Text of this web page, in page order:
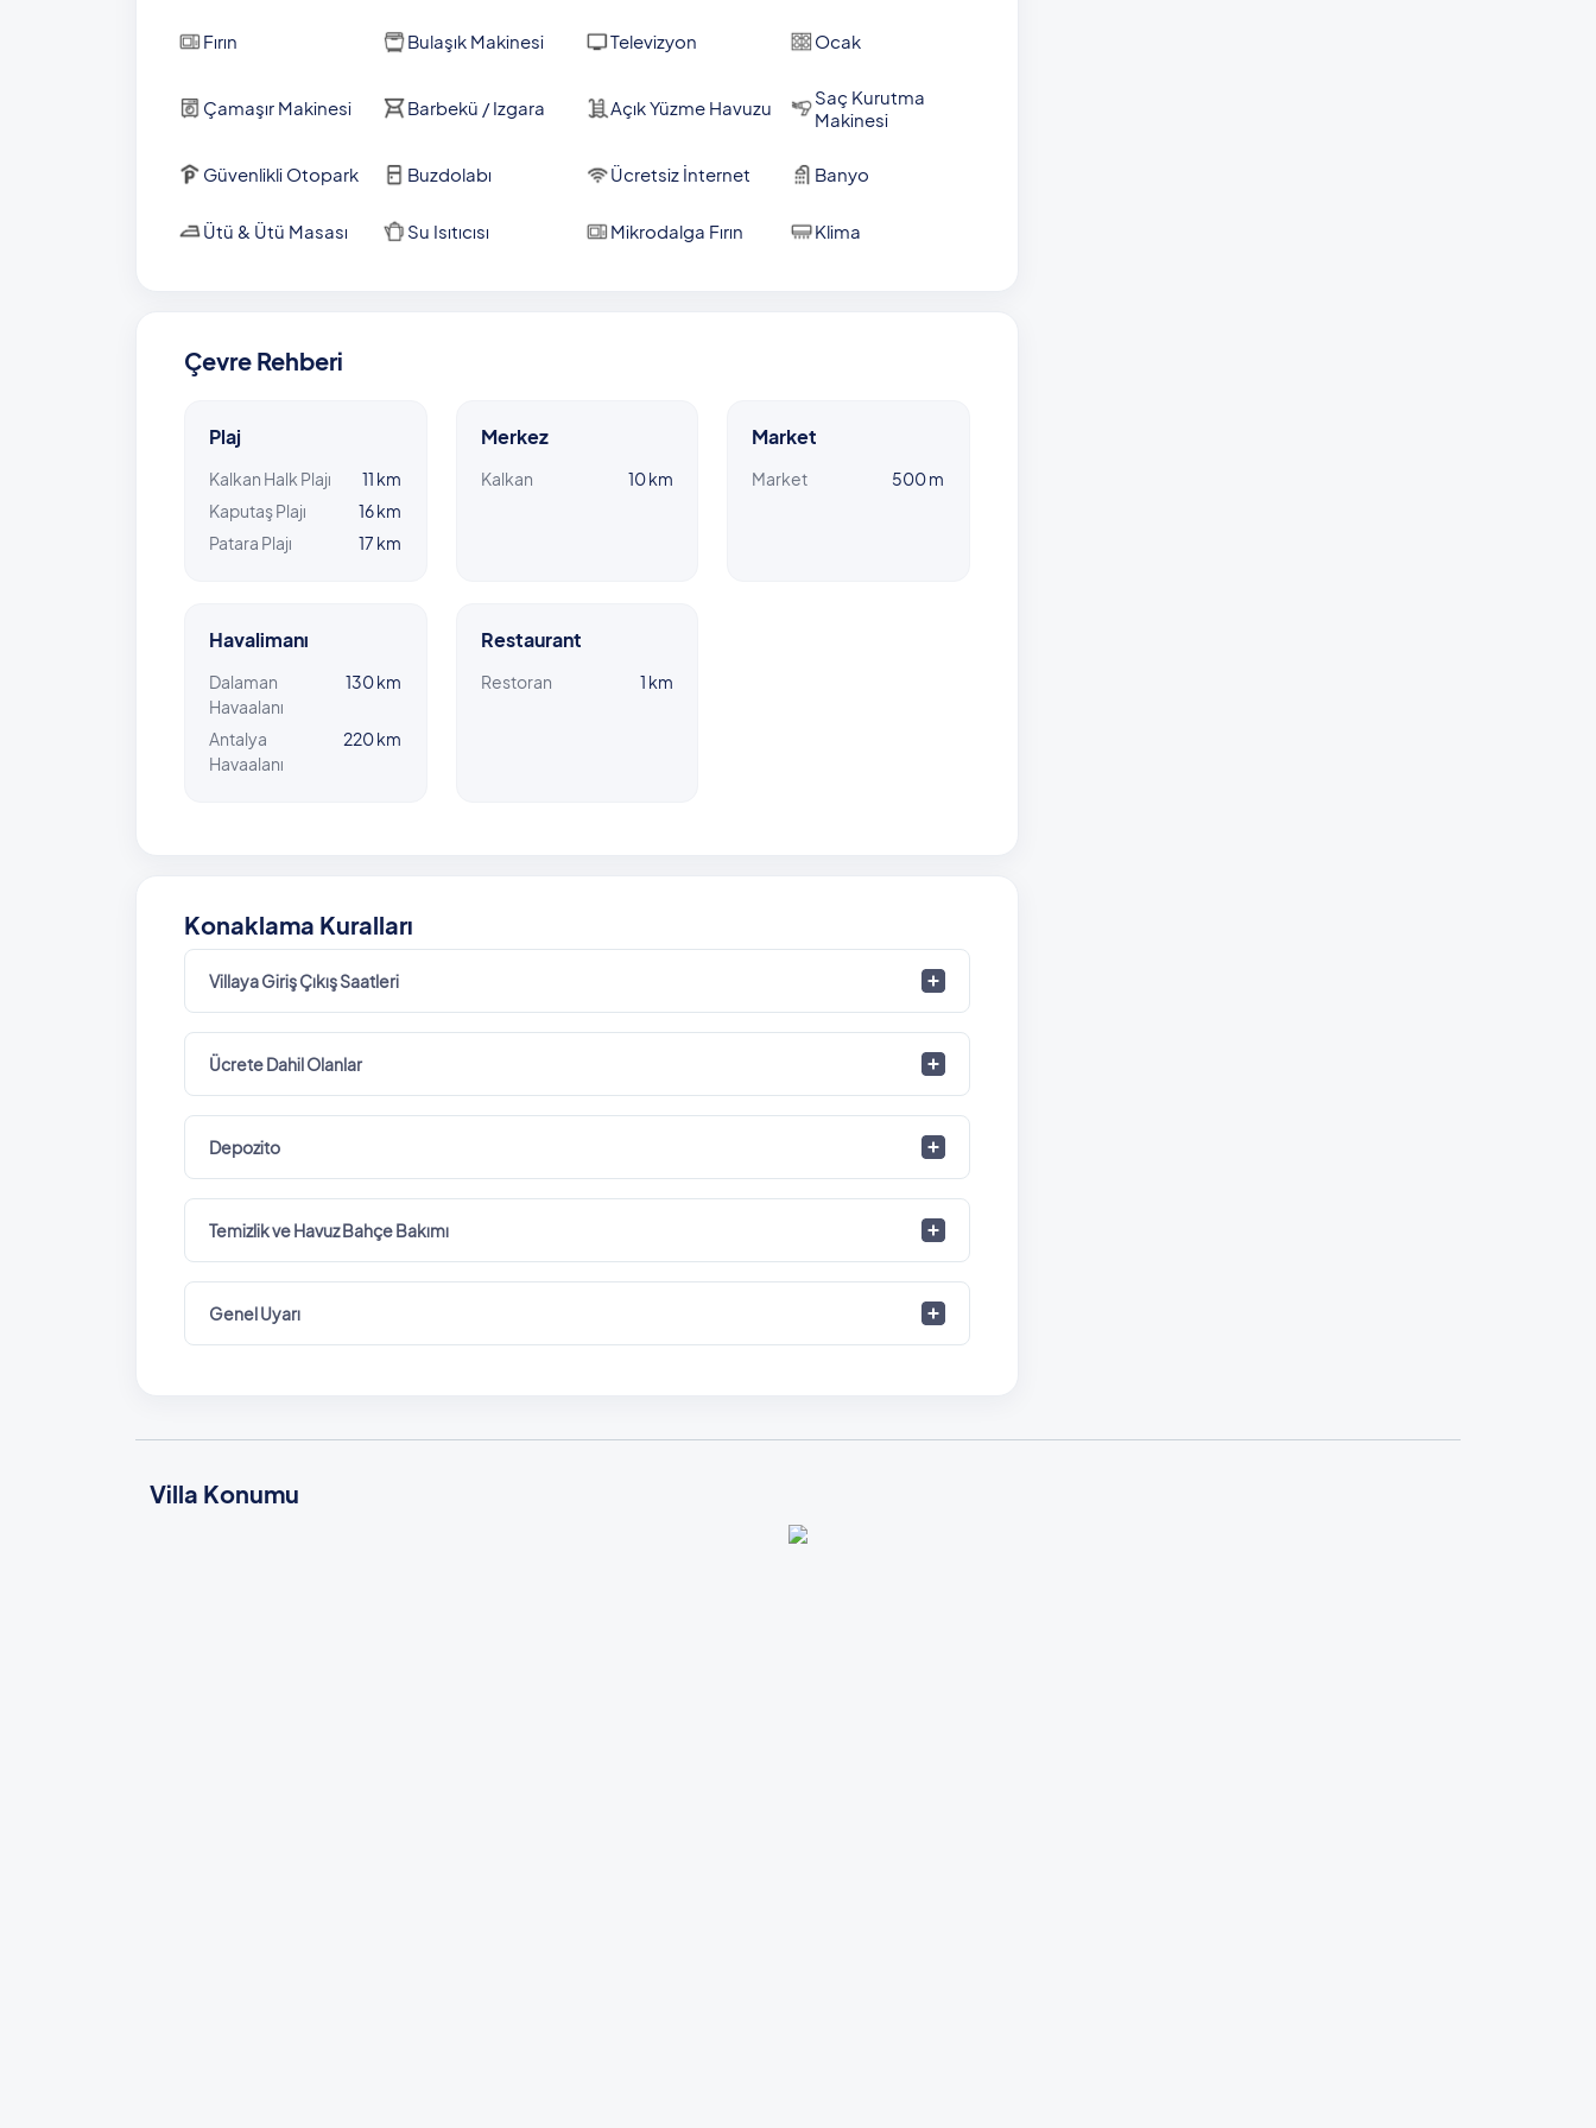
Fırın Bulaşık Makinesi Televizyon Ocak
Çamaşır Makinesi Barbekü / Izgara Açık Yüzme Havuzu
Saç Kurutma
Makinesi
Güvenlikli Otopark Buzdolabı Ücretsiz İnternet Banyo
Ütü & Ütü Masası Su Isıtıcısı Mikrodalga Fırın Klima
Çevre Rehberi
Plaj
Kalkan Halk Plajı
11 km
Kaputaş Plajı
16 km
Patara Plajı
17 km
Merkez
Kalkan 10 km
Market
Market 500 m
Havalimanı
Dalaman
Havaalanı
130 km
Antalya
Havaalanı
220 km
Restaurant
Restoran 1 km
Konaklama Kuralları
Villaya Giriş Çıkış Saatleri
Ücrete Dahil Olanlar
Depozito
Temizlik ve Havuz Bahçe Bakımı
Genel Uyarı
Villa Konumu